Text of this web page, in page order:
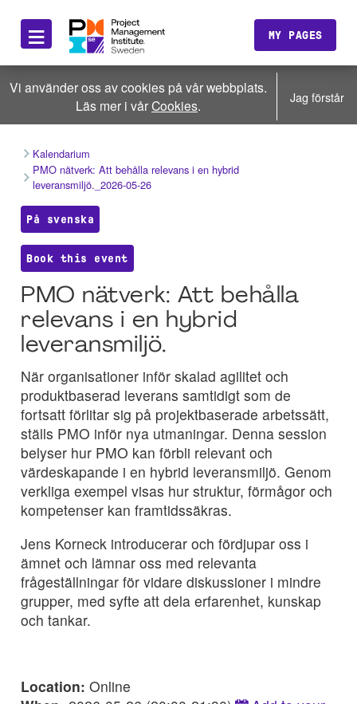
≡ MY PAGES
Vi använder oss av cookies på vår webbplats.
Läs mer i vårCookies. Jag förstår
Kalendarium
PMO nätverk: Att behålla relevans i en hybrid
leveransmiljö._2026-05-26
På svenska
Book this event
PMO nätverk: Att behålla
relevans i en hybrid
leveransmiljö.
När organisationer inför skalad agilitet och
produktbaserad leverans samtidigt som de
fortsatt förlitar sig på projektbaserade arbetssätt,
ställs PMO inför nya utmaningar. Denna session
belyser hur PMO kan förbli relevant och
värdeskapande i en hybrid leveransmiljö. Genom
verkliga exempel visas hur struktur, förmågor och
kompetenser kan framtidssäkras.
Jens Korneck introducerar och fördjupar oss i
ämnet och lämnar oss med relevanta
frågeställningar för vidare diskussioner i mindre
grupper, med syfte att dela erfarenhet, kunskap
och tankar.
Location: Online